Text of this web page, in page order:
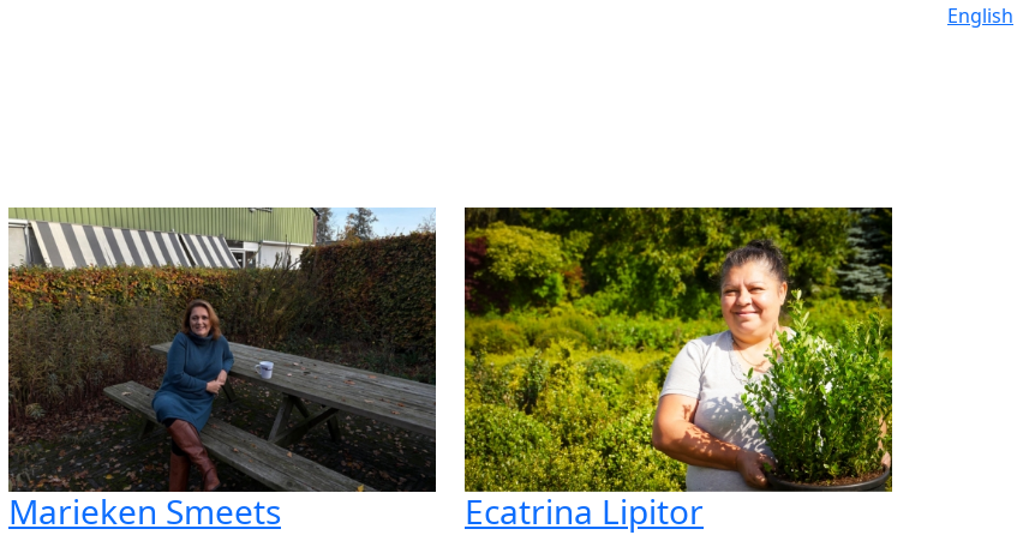
English
Marieken Smeets Ecatrina Lipitor